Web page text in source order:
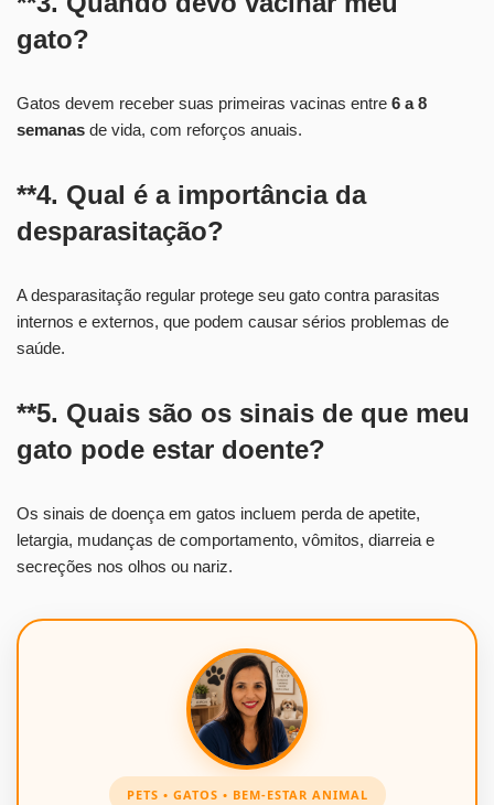
gato?
Gatos devem receber suas primeiras vacinas entre 6 a 8
semanas de vida, com reforços anuais.
**4. Qual é a importância da
desparasitação?
A desparasitação regular protege seu gato contra parasitas
internos e externos, que podem causar sérios problemas de
saúde.
**5. Quais são os sinais de que meu
gato pode estar doente?
Os sinais de doença em gatos incluem perda de apetite,
letargia, mudanças de comportamento, vômitos, diarreia e
secreções nos olhos ou nariz.
PETS • GATOS • BEM-ESTAR ANIMAL